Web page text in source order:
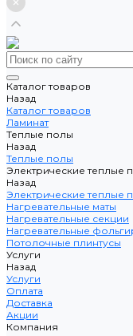
Каталог товаров
Назад
Каталог товаров
Ламинат
Теплые полы
Назад
Теплые полы
Электрические теплые
Назад
Электрические теплые
Нагревательные маты
Нагревательные секции
Нагревательные
Потолочные плинтусы
Услуги
Назад
Услуги
Оплата
Доставка
Акции
Компания